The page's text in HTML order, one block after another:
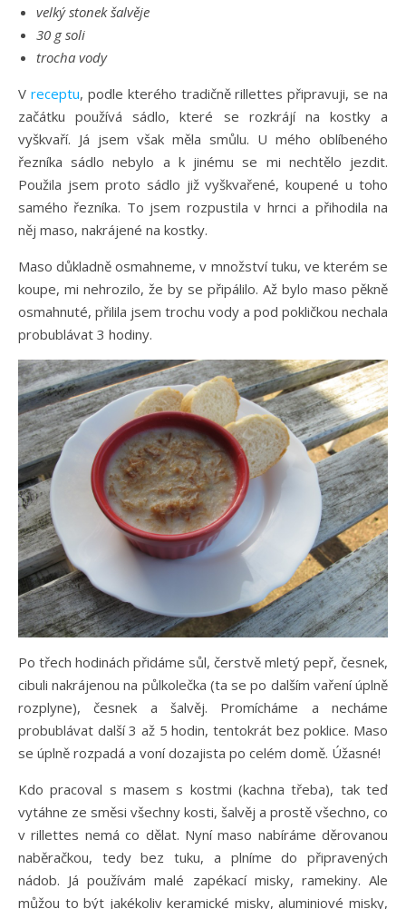
velký stonek šalvěje
30 g soli
trocha vody
V receptu, podle kterého tradičně rillettes připravuji, se na
začátku používá sádlo, které se rozkrájí na kostky a
vyškvaří. Já jsem však měla smůlu. U mého oblíbeného
řezníka sádlo nebylo a k jinému se mi nechtělo jezdit.
Použila jsem proto sádlo již vyškvařené, koupené u toho
samého řezníka. To jsem rozpustila v hrnci a přihodila na
něj maso, nakrájené na kostky.
Maso důkladně osmahneme, v množství tuku, ve kterém se
koupe, mi nehrozilo, že by se připálilo. Až bylo maso pěkně
osmahnuté, přilila jsem trochu vody a pod pokličkou nechala
probublávat 3 hodiny.
Po třech hodinách přidáme sůl, čerstvě mletý pepř, česnek,
cibuli nakrájenou na půlkolečka (ta se po dalším vaření úplně
rozplyne), česnek a šalvěj. Promícháme a necháme
probublávat další 3 až 5 hodin, tentokrát bez poklice. Maso
se úplně rozpadá a voní dozajista po celém domě. Úžasné!
Kdo pracoval s masem s kostmi (kachna třeba), tak teď
vytáhne ze směsi všechny kosti, šalvěj a prostě všechno, co
v rillettes nemá co dělat. Nyní maso nabíráme děrovanou
naběračkou, tedy bez tuku, a plníme do připravených
nádob. Já používám malé zapékací misky, ramekiny. Ale
můžou to být jakékoliv keramické misky, aluminiové misky,